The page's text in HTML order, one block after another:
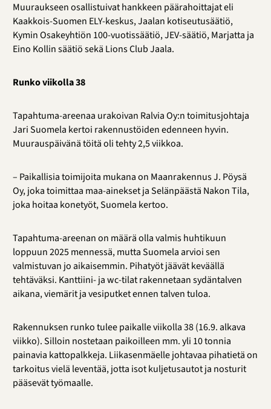
Muuraukseen osallistuivat hankkeen päärahoittajat eli
Kaakkois-Suomen ELY-keskus, Jaalan kotiseutusäätiö,
Kymin Osakeyhtiön 100-vuotissäätiö, JEV-säätiö, Marjatta ja
Eino Kollin säätiö sekä Lions Club Jaala.
Runko viikolla 38
Tapahtuma-areenaa urakoivan Ralvia Oy:n toimitusjohtaja
Jari Suomela kertoi rakennustöiden edenneen hyvin.
Muurauspäivänä töitä oli tehty 2,5 viikkoa.
– Paikallisia toimijoita mukana on Maanrakennus J. Pöysä
Oy, joka toimittaa maa-ainekset ja Selänpäästä Nakon Tila,
joka hoitaa konetyöt, Suomela kertoo.
Tapahtuma-areenan on määrä olla valmis huhtikuun
loppuun 2025 mennessä, mutta Suomela arvioi sen
valmistuvan jo aikaisemmin. Pihatyöt jäävät keväällä
tehtäväksi. Kanttiini- ja wc-tilat rakennetaan sydäntalven
aikana, viemärit ja vesiputket ennen talven tuloa.
Rakennuksen runko tulee paikalle viikolla 38 (16.9. alkava
viikko). Silloin nostetaan paikoilleen mm. yli 10 tonnia
painavia kattopalkkeja. Liikasenmäelle johtavaa pihatietä on
tarkoitusvielä leventää, jotta isot kuljetusautot ja nosturit
pääsevät työmaalle.